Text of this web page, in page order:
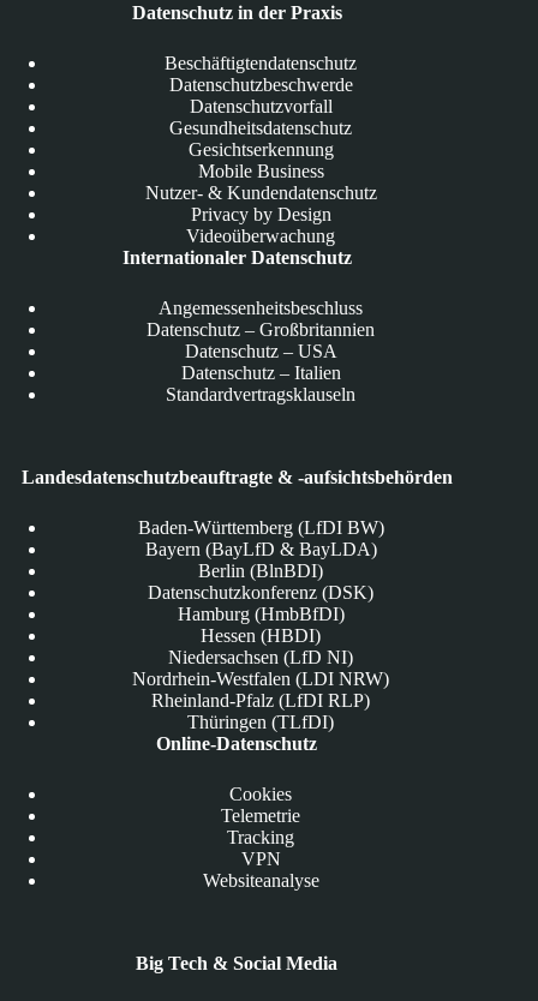
Datenschutz in der Praxis
Beschäftigtendatenschutz
Datenschutzbeschwerde
Datenschutzvorfall
Gesundheitsdatenschutz
Gesichtserkennung
Mobile Business
Nutzer- & Kundendatenschutz
Privacy by Design
Videoüberwachung
Internationaler Datenschutz
Angemessenheitsbeschluss
Datenschutz – Großbritannien
Datenschutz – USA
Datenschutz – Italien
Standardvertragsklauseln
Landesdatenschutzbeauftragte & -aufsichtsbehörden
Baden-Württemberg (LfDI BW)
Bayern (BayLfD & BayLDA)
Berlin (BlnBDI)
Datenschutzkonferenz (DSK)
Hamburg (HmbBfDI)
Hessen (HBDI)
Niedersachsen (LfD NI)
Nordrhein-Westfalen (LDI NRW)
Rheinland-Pfalz (LfDI RLP)
Thüringen (TLfDI)
Online-Datenschutz
Cookies
Telemetrie
Tracking
VPN
Websiteanalyse
Big Tech & Social Media